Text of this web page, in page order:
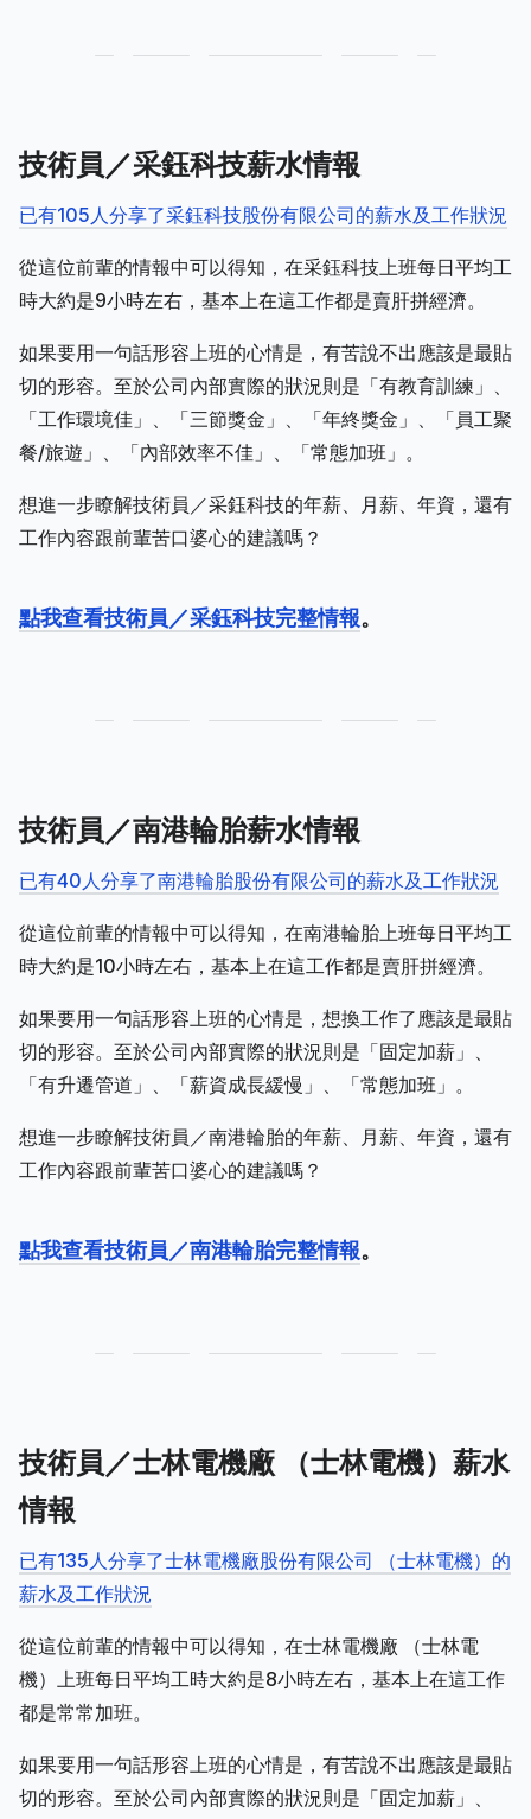
技術員／采鈺科技薪水情報
已有105人分享了采鈺科技股份有限公司的薪水及工作狀況
從這位前輩的情報中可以得知，在采鈺科技上班每日平均工
時大約是9小時左右，基本上在這工作都是賣肝拼經濟。
如果要用一句話形容上班的心情是，有苦說不出應該是最貼
切的形容。至於公司內部實際的狀況則是「有教育訓練」、
「工作環境佳」、「三節獎金」、「年終獎金」、「員工聚
餐/旅遊」、「內部效率不佳」、「常態加班」。
想進一步瞭解技術員／采鈺科技的年薪、月薪、年資，還有
工作內容跟前輩苦口婆心的建議嗎？
點我查看技術員／采鈺科技完整情報。
技術員／南港輪胎薪水情報
已有40人分享了南港輪胎股份有限公司的薪水及工作狀況
從這位前輩的情報中可以得知，在南港輪胎上班每日平均工
時大約是10小時左右，基本上在這工作都是賣肝拼經濟。
如果要用一句話形容上班的心情是，想換工作了應該是最貼
切的形容。至於公司內部實際的狀況則是「固定加薪」、
「有升遷管道」、「薪資成長緩慢」、「常態加班」。
想進一步瞭解技術員／南港輪胎的年薪、月薪、年資，還有
工作內容跟前輩苦口婆心的建議嗎？
點我查看技術員／南港輪胎完整情報。
技術員／士林電機廠 （士林電機）薪水
情報
已有135人分享了士林電機廠股份有限公司 （士林電機）的
薪水及工作狀況
從這位前輩的情報中可以得知，在士林電機廠 （士林電
機）上班每日平均工時大約是8小時左右，基本上在這工作
都是常常加班。
如果要用一句話形容上班的心情是，有苦說不出應該是最貼
切的形容。至於公司內部實際的狀況則是「固定加薪」、